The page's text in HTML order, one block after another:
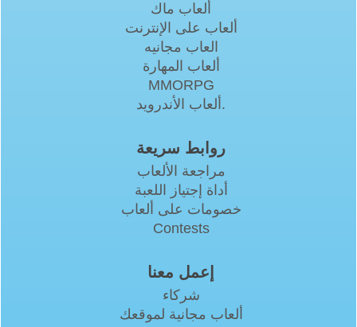
ألعاب ماك
ألعاب على الإنترنت
العاب مجانيه
ألعاب المهارة
MMORPG
ألعاب الأندرويد.
روابط سريعة
مراجعة الألعاب
أداة إجتياز اللعبة
خصومات على ألعاب
Contests
إعمل معنا
شركاء
ألعاب مجانية لموقعك